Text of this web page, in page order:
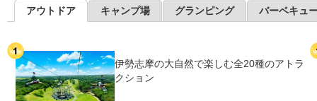
アウトドア キャンプ場 グランピング バーベキュ
伊勢志摩の大自然で楽しむ全20種のアトラ
クション